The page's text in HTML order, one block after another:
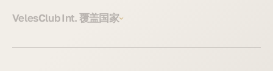
VelesClub Int. 覆盖国家